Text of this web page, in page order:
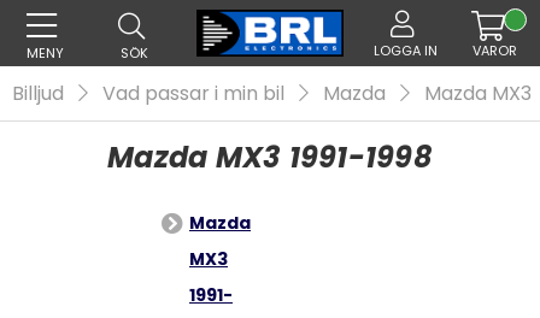
MENY SÖK LOGGA IN VAROR
Billjud Vad passar i min bil Mazda Mazda MX3
Mazda MX3 1991-1998
Mazda
MX3
1991-